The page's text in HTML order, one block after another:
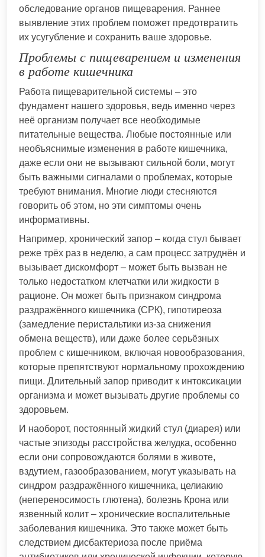
обследование органов пищеварения. Раннее
выявление этих проблем поможет предотвратить
их усугубление и сохранить ваше здоровье.
Проблемы с пищеварением и изменения
в работе кишечника
Работа пищеварительной системы – это
фундамент нашего здоровья, ведь именно через
неё организм получает все необходимые
питательные вещества. Любые постоянные или
необъяснимые изменения в работе кишечника,
даже если они не вызывают сильной боли, могут
быть важными сигналами о проблемах, которые
требуют внимания. Многие люди стесняются
говорить об этом, но эти симптомы очень
информативны.
Например, хронический запор – когда стул бывает
реже трёх раз в неделю, а сам процесс затруднён и
вызывает дискомфорт – может быть вызван не
только недостатком клетчатки или жидкости в
рационе. Он может быть признаком синдрома
раздражённого кишечника (СРК), гипотиреоза
(замедление перистальтики из-за снижения
обмена веществ), или даже более серьёзных
проблем с кишечником, включая новообразования,
которые препятствуют нормальному прохождению
пищи. Длительный запор приводит к интоксикации
организма и может вызывать другие проблемы со
здоровьем.
И наоборот, постоянный жидкий стул (диарея) или
частые эпизоды расстройства желудка, особенно
если они сопровождаются болями в животе,
вздутием, газообразованием, могут указывать на
синдром раздражённого кишечника, целиакию
(непереносимость глютена), болезнь Крона или
язвенный колит – хронические воспалительные
заболевания кишечника. Это также может быть
следствием дисбактериоза после приёма